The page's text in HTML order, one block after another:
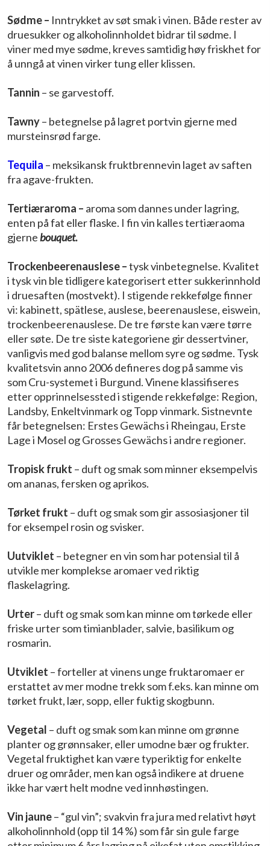
Sødme – Inntrykket av søt smak i vinen. Både rester av
druesukker og alkoholinnholdet bidrar til sødme. I
viner med mye sødme, kreves samtidig høy friskhet for
å unngå at vinen virker tung eller klissen.
Tannin – se garvestoff.
Tawny– betegnelse på lagret portvin gjerne med
mursteinsrød farge.
Tequila – meksikansk fruktbrennevin laget av saften
fra agave-frukten.
Tertiæraroma – aroma som dannes under lagring,
enten på fat eller flaske. I fin vin kalles tertiæraoma
gjernebouquet.
Trockenbeerenauslese –tysk vinbetegnelse. Kvalitet
i tysk vin ble tidligere kategorisert etter sukkerinnhold
i druesaften (mostvekt). I stigende rekkefølge finner
vi: kabinett, spätlese, auslese, beerenauslese, eiswein,
trockenbeerenauslese. De tre første kan være tørre
eller søte. De tre siste kategoriene gir dessertviner,
vanligvis med god balanse mellom syre og sødme. Tysk
kvalitetsvin anno 2006 defineres dog på samme vis
som Cru-systemet i Burgund. Vinene klassifiseres
etter opprinnelsessted i stigende rekkefølge: Region,
Landsby, Enkeltvinmark og Topp vinmark. Sistnevnte
får betegnelsen: Erstes Gewächs i Rheingau, Erste
Lage i Mosel og Grosses Gewächs i andre regioner.
Tropisk frukt – duft og smak som minner eksempelvis
om ananas, fersken og aprikos.
Tørket frukt – duft og smak som gir assosiasjoner til
for eksempel rosin og svisker.
Uutviklet – betegner en vin som har potensial til å
utvikle mer komplekse aromaer ved riktig
flaskelagring.
Urter– duft og smak som kan minne om tørkede eller
friske urter som timianblader, salvie, basilikum og
rosmarin.
Utviklet – forteller at vinens unge fruktaromaer er
erstattet av mer modne trekk som f.eks. kan minne om
tørket frukt, lær, sopp, eller fuktig skogbunn.
Vegetal – duft og smak som kan minne om grønne
planter og grønnsaker, eller umodne bær og frukter.
Vegetal fruktighet kan være typeriktig for enkelte
druer og områder, men kan også indikere at druene
ikke har vært helt modne ved innhøstingen.
Vin jaune– “gul vin”; svakvin fra jura med relativt høyt
alkoholinnhold (opp til 14 %) som får sin gule farge